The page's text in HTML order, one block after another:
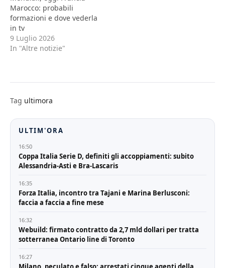
Marocco: probabili
formazioni e dove vederla
in tv
9 Luglio 2026
In "Altre notizie"
Tag ultimora
ULTIM'ORA
16:50
Coppa Italia Serie D, definiti gli accoppiamenti: subito
Alessandria-Asti e Bra-Lascaris
16:35
Forza Italia, incontro tra Tajani e Marina Berlusconi:
faccia a faccia a fine mese
16:32
Webuild: firmato contratto da 2,7 mld dollari per tratta
sotterranea Ontario line di Toronto
16:27